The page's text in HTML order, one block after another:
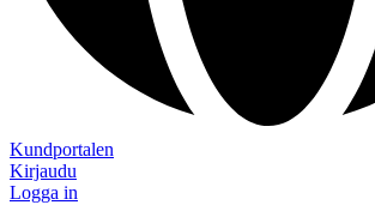
Kundportalen
Kirjaudu
Logga in